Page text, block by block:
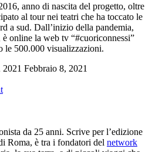
anno di nascita del progetto, oltre
al tour nei teatri che ha toccato le
a sud. Dall’inizio della pandemia,
online la web tv “#cuoriconnessi”
le 500.000 visualizzazioni.
Febbraio 8, 2021
da 25 anni. Scrive per l’edizione
Roma, è tra i fondatori del network